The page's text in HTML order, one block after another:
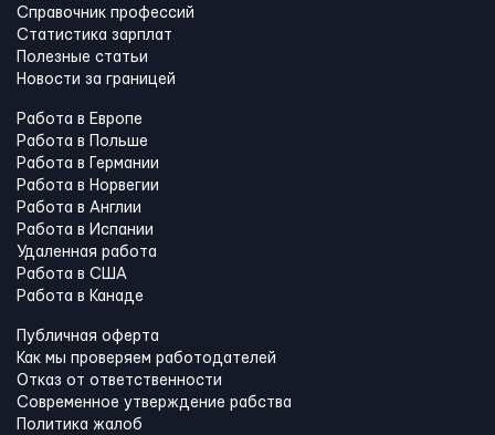
Справочник профессий
Статистика зарплат
Полезные статьи
Новости за границей
Работа в Европе
Работа в Польше
Работа в Германии
Работа в Норвегии
Работа в Англии
Работа в Испании
Удаленная работа
Работа в США
Работа в Канадe
Публичная оферта
Как мы проверяем работодателей
Отказ от ответственности
Современное утверждение рабства
Политика жалоб